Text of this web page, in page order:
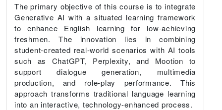
The primary objective of this course is to integrate
Generative AI with a situated learning framework
to enhance English learning for low-achieving
freshmen. The innovation lies in combining
student-created real-world scenarios with AI tools
such as ChatGPT, Perplexity, and Mootion to
support dialogue generation, multimedia
production, and role-play performance. This
approach transforms traditional language learning
into an interactive, technology-enhanced process.